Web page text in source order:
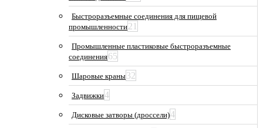
Быстроразъемные соединения для пищевой
промышленности21
Промышленные пластиковые быстроразъемные
соединения65
Шаровые краны32
Задвижки4
Дисковые затворы (дроссели)4